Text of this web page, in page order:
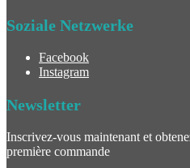
Soziale Netzwerke
Facebook
Instagram
Newsletter
Inscrivez-vous maintenant et
première commande